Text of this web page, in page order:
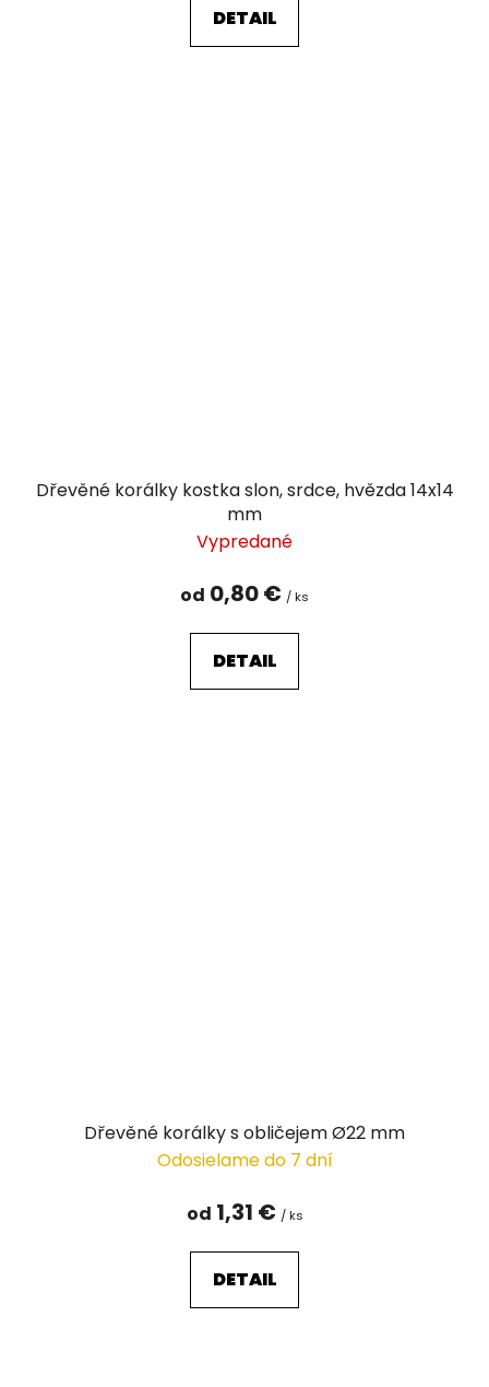
DETAIL
Dřevěné korálky kostka slon, srdce, hvězda 14x14
mm
Vypredané
od 0,80 € / ks
DETAIL
Dřevěné korálky s obličejem Ø22 mm
Odosielame do 7 dní
od 1,31 € / ks
DETAIL